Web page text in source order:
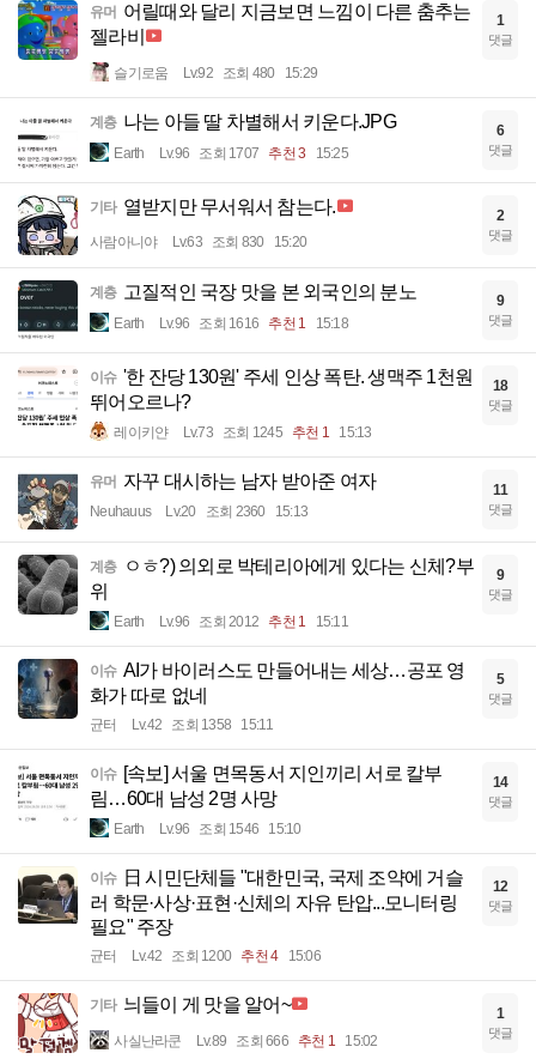
유머 어릴때와 달리 지금보면 느낌이 다른 춤추는
젤라비
슬기로움 Lv.92 조회 480 15:29
1
댓글
계층 나는 아들 딸 차별해서 키운다.JPG
Earth Lv.96 조회 1707 추천 3 15:25
6
댓글
기타 열받지만 무서워서 참는다.
사람아니야 Lv.63 조회 830 15:20
2
댓글
계층 고질적인 국장 맛을 본 외국인의 분노
Earth Lv.96 조회 1616 추천 1 15:18
9
댓글
이슈 '한 잔당 130원' 주세 인상 폭탄. 생맥주 1천원
뛰어오르나?
레이키얀 Lv.73 조회 1245 추천 1 15:13
18
댓글
유머 자꾸 대시하는 남자 받아준 여자
Neuhauus Lv.20 조회 2360 15:13
11
댓글
계층
ㅇㅎ?) 의외로 박테리아에게 있다는 신체?부
위
Earth Lv.96 조회 2012 추천 1 15:11
9
댓글
이슈 AI가 바이러스도 만들어내는 세상…공포 영
화가 따로 없네
균터 Lv.42 조회 1358 15:11
5
댓글
이슈 [속보] 서울 면목동서 지인끼리 서로 칼부
림…60대 남성 2명 사망
Earth Lv.96 조회 1546 15:10
14
댓글
이슈
日 시민단체들 "대한민국, 국제 조약에 거슬
러 학문·사상·표현·신체의 자유 탄압...모니터링
필요" 주장
균터 Lv.42 조회 1200 추천 4 15:06
12
댓글
기타 늬들이 게 맛을 알어~
사실난라쿤 Lv.89 조회 666 추천 1 15:02
1
댓글